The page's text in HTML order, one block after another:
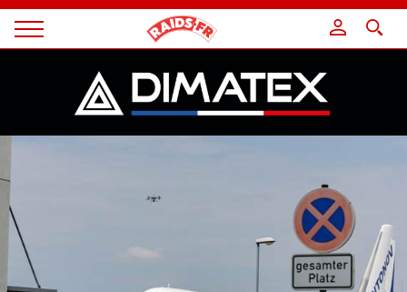
Magazine
Panneau de gestion des cookies